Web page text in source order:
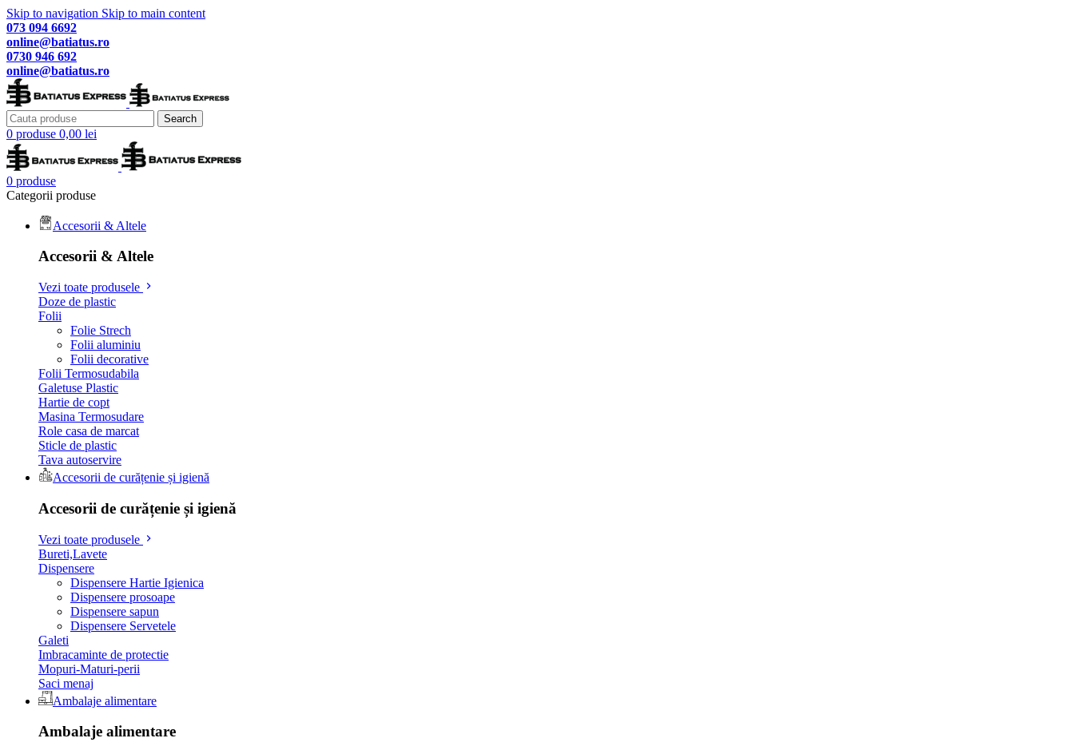
Skip to navigation Skip to main content
073 094 6692
online@batiatus.ro
0730 946 692
online@batiatus.ro
Search
0 produse 0,00 lei
0 produse
Categorii produse
Accesorii & Altele
Accesorii & Altele
Vezi toate produsele
Doze de plastic
Folii
Folie Strech
Folii aluminiu
Folii decorative
Folii Termosudabila
Galetuse Plastic
Hartie de copt
Masina Termosudare
Role casa de marcat
Sticle de plastic
Tava autoservire
Accesorii de curățenie și igienă
Accesorii de curățenie și igienă
Vezi toate produsele
Bureti,Lavete
Dispensere
Dispensere Hartie Igienica
Dispensere prosoape
Dispensere sapun
Dispensere Servetele
Galeti
Imbracaminte de protectie
Mopuri-Maturi-perii
Saci menaj
Ambalaje alimentare
Ambalaje alimentare